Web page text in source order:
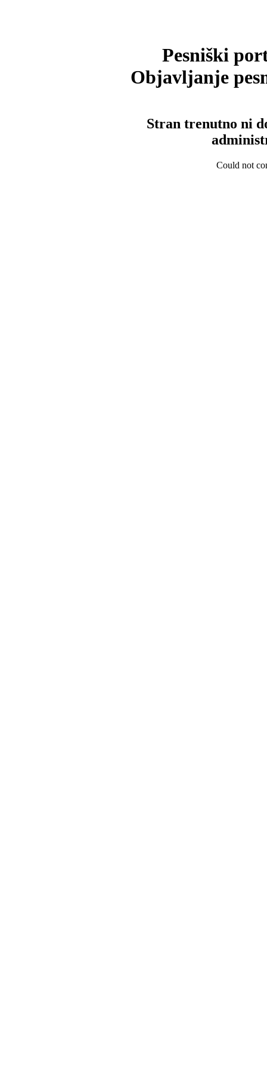
Pesniški
Objavljanje
Stran trenutno ni
Could not